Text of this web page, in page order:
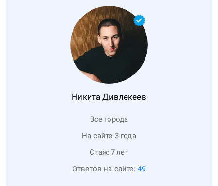
Никита Дивлекеев
Все города
На сайте 3 года
Стаж: 7лет
Ответов на сайте: 49